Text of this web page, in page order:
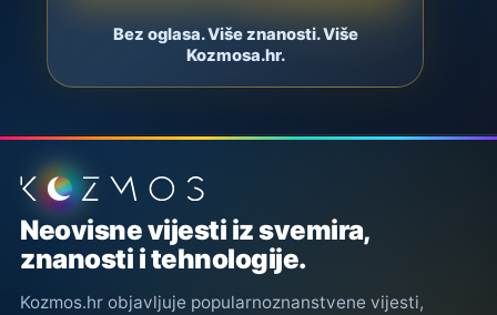
Bez oglasa. Više znanosti. Više
Kozmosa.hr.
Podnožje stranice
Neovisne vijesti iz svemira,
znanosti i tehnologije.
Kozmos.hr objavljuje popularnoznanstvene vijesti,